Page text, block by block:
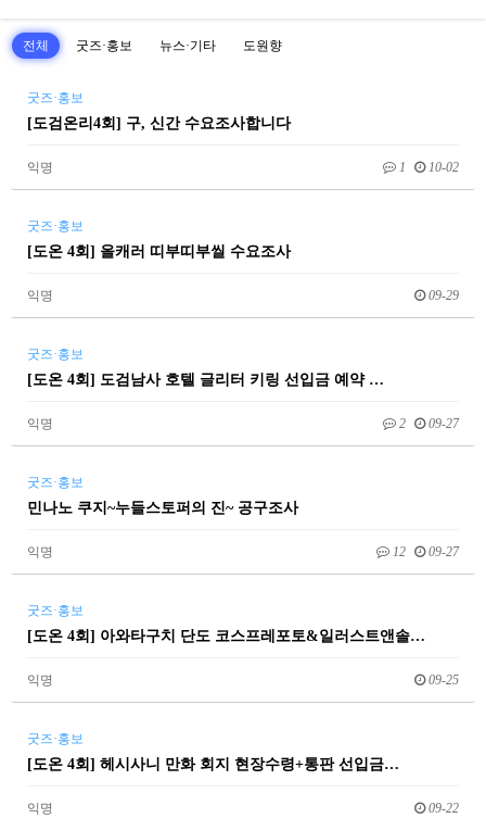
전체 굿즈·홍보 뉴스·기타 도원향
굿즈·홍보
[도검온리4회] 구, 신간 수요조사합니다
익명 1 10-02
굿즈·홍보
[도온 4회] 올캐러 띠부띠부씰 수요조사
익명 09-29
굿즈·홍보
[도온 4회] 도검남사 호텔 글리터 키링 선입금 예약 …
익명 2 09-27
굿즈·홍보
민나노 쿠지~누들스토퍼의 진~ 공구조사
익명 12 09-27
굿즈·홍보
[도온 4회] 아와타구치 단도 코스프레포토&일러스트앤솔…
익명 09-25
굿즈·홍보
[도온 4회] 헤시사니 만화 회지 현장수령+통판 선입금…
익명 09-22